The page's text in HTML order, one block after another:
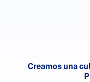
Creamos una